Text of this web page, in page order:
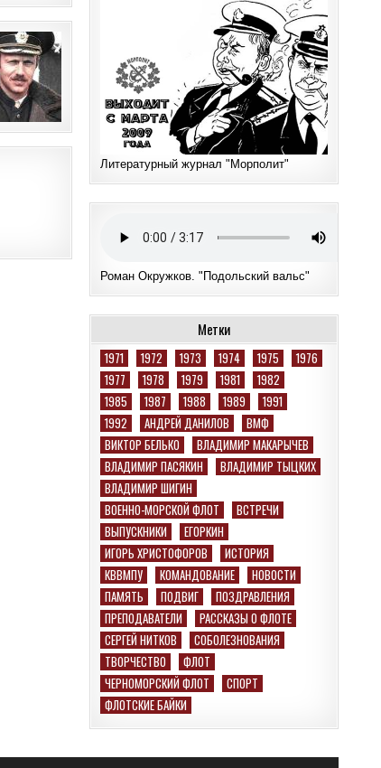
Литературный журнал "Морполит"
Роман Окружков. "Подольский вальс"
Метки
1971 1972 1973 1974 1975
1976
1977
1978 1979 1981
1982
1985
1987 1988 1989
1991
1992
АНДРЕЙ ДАНИЛОВ
ВМФ
ВИКТОР БЕЛЬКО
ВЛАДИМИР МАКАРЫЧЕВ
ВЛАДИМИР ПАСЯКИН
ВЛАДИМИР ТЫЦКИХ
ВЛАДИМИР ШИГИН
ВОЕННО-МОРСКОЙ ФЛОТ
ВСТРЕЧИ
ВЫПУСКНИКИ
ЕГОРКИН
ИГОРЬ ХРИСТОФОРОВ
ИСТОРИЯ
КВВМПУ
КОМАНДОВАНИЕ
НОВОСТИ
ПАМЯТЬ
ПОДВИГ
ПОЗДРАВЛЕНИЯ
ПРЕПОДАВАТЕЛИ
РАССКАЗЫ О ФЛОТЕ
СЕРГЕЙ НИТКОВ
СОБОЛЕЗНОВАНИЯ
ТВОРЧЕСТВО
ФЛОТ
ЧЕРНОМОРСКИЙ ФЛОТ
СПОРТ
ФЛОТСКИЕ БАЙКИ